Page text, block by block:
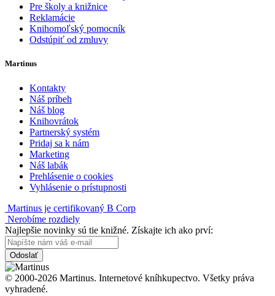
Pre školy a knižnice
Reklamácie
Knihomoľský pomocník
Odstúpiť od zmluvy
Martinus
Kontakty
Náš príbeh
Náš blog
Knihovrátok
Partnerský systém
Pridaj sa k nám
Marketing
Náš labák
Prehlásenie o cookies
Vyhlásenie o prístupnosti
Martinus je certifikovaný B Corp
Nerobíme rozdiely
Najlepšie novinky sú tie knižné. Získajte ich ako prví:
Odoslať
© 2000-2026 Martinus. Internetové kníhkupectvo. Všetky práva
vyhradené.